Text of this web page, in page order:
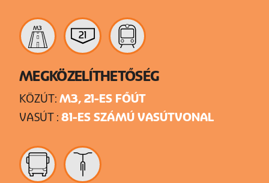
M3
21
MEGKÖZELÍTHETŐSÉG
KÖZÚT: M3, 21-ES FŐÚT
VASÚT : 81-ES SZÁMÚ VASÚTVONAL